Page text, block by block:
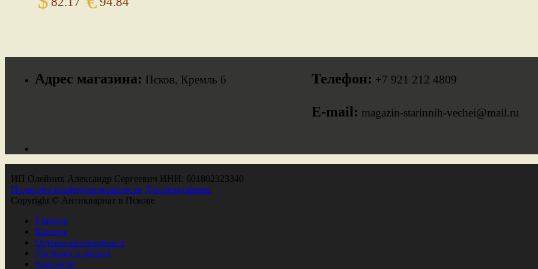
Адрес магазина: Псков, Кремль 6 Телефон: +7 921 212 4809
E-mail: magazin-starinnih-vechei@mail.ru
ИП Олейник Александр Сергеевич ИНН: 601802323340
Политика конфиденциальности Договор-оферта
Copyright © Антиквариат в Пскове
Главная
Каталог
Оценка антиквариата
Доставка и оплата
Контакты